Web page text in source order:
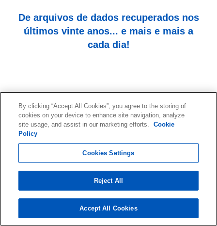
De arquivos de dados recuperados nos
últimos vinte anos... e mais e mais a
cada dia!
Comece sua recuperação de
dados agora com uma
consulta gratuita.
Entre em contato com nossa equipe de
Iniciar a Recuperação de Dados
By clicking “Accept All Cookies”, you agree to the storing of
cookies on your device to enhance site navigation, analyze
site usage, and assist in our marketing efforts.
Cookie
Policy
Cookies Settings
Reject All
Accept All Cookies